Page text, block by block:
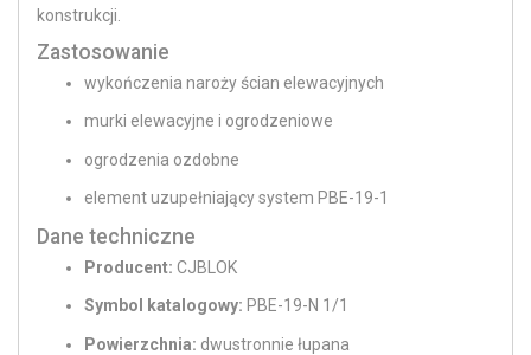
konstrukcji.
Zastosowanie
wykończenia naroży ścian elewacyjnych
murki elewacyjne i ogrodzeniowe
ogrodzenia ozdobne
element uzupełniający system PBE-19-1
Dane techniczne
Producent: CJBLOK
Symbol katalogowy: PBE-19-N 1/1
Powierzchnia: dwustronnie łupana